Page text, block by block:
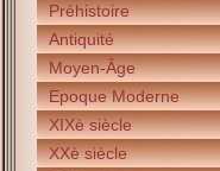
Préhistoire
Antiquité
Moyen-Âge
Epoque Moderne
XIXè siècle
XXè siècle